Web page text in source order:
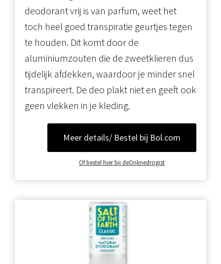
deodorant vrij is van parfum, weet het
toch heel goed transpiratie geurtjes tegen
te houden. Dit komt door de
aluminiumzouten die de zweetklieren dus
tijdelijk afdekken, waardoor je minder snel
transpireert. De deo plakt niet en geeft ook
geen vlekken in je kleding.
Meer details/ Bestel bij Bol.com
Of bestel hier bij deOnlinedrogist